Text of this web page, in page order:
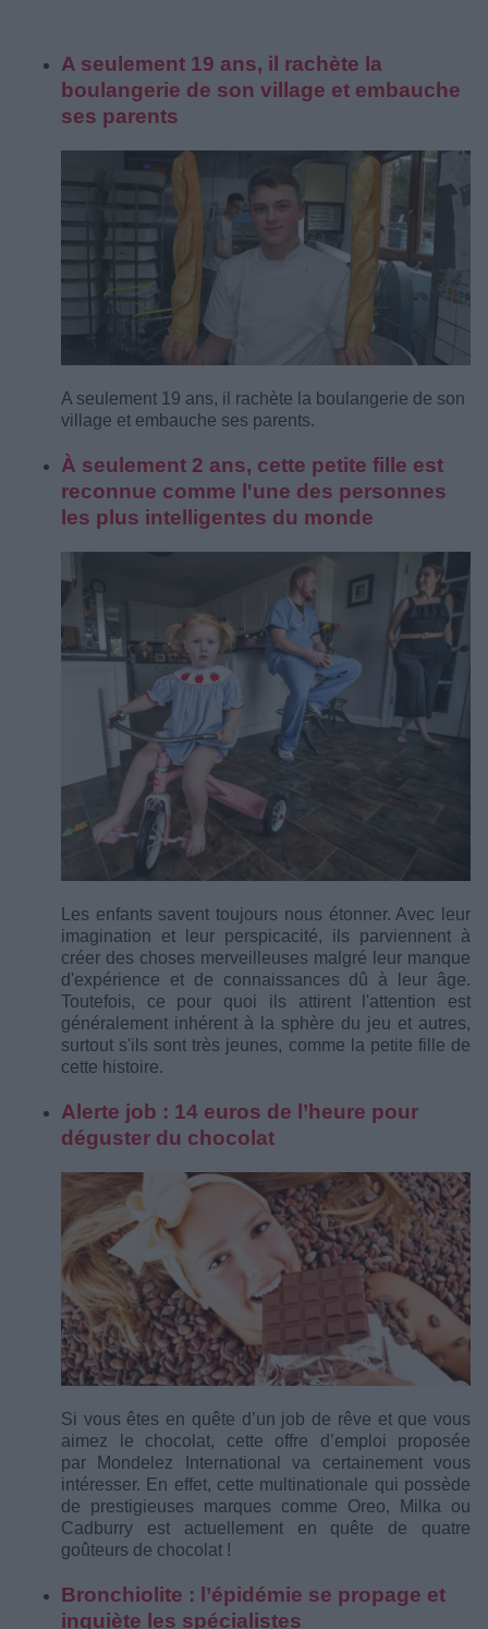
A seulement 19 ans, il rachète la
boulangerie de son village et embauche
ses parents
A seulement 19 ans, il rachète la boulangerie de son
village et embauche ses parents.
À seulement 2 ans, cette petite fille est
reconnue comme l'une des personnes
les plus intelligentes du monde
Les enfants savent toujours nous étonner. Avec leur
imagination et leur perspicacité, ils parviennent à
créer des choses merveilleuses malgré leur manque
d'expérience et de connaissances dû à leur âge.
Toutefois, ce pour quoi ils attirent l'attention est
généralement inhérent à la sphère du jeu et autres,
surtout s'ils sont très jeunes, comme la petite fille de
cette histoire.
Alerte job : 14 euros de l’heure pour
déguster du chocolat
Si vous êtes en quête d’un job de rêve et que vous
aimez le chocolat, cette offre d’emploi proposée
par Mondelez International va certainement vous
intéresser. En effet, cette multinationale qui possède
de prestigieuses marques comme Oreo, Milka ou
Cadburry est actuellement en quête de quatre
goûteurs de chocolat !
Bronchiolite : l’épidémie se propage et
inquiète les spécialistes